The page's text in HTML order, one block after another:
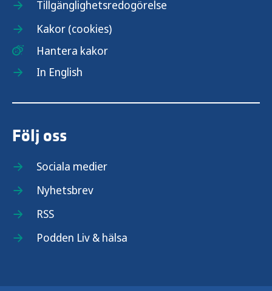
Tillgänglighetsredogörelse
Kakor (cookies)
Hantera kakor
In English
Följ oss
Sociala medier
Nyhetsbrev
RSS
Podden Liv & hälsa